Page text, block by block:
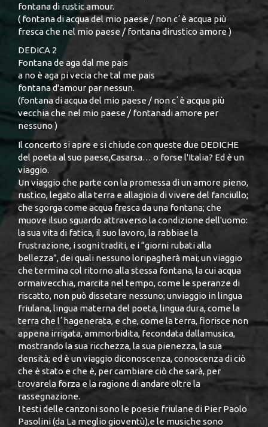
fontana di rustic amour.
( fontana di acqua del mio paese / non cʼè acqua più
fresca che nel mio paese / fontana dirustico amore )
DEDICA 2
Fontana de aga dal me pais
a no è aga pi vecia che tal me pais
fontana d'amour par nessun.
(fontana di acqua del mio paese / non cʼè acqua più
vecchia che nel mio paese / fontanadi amore per
nessuno )
Il concerto si apre e si chiude con queste due DEDICHE
del poeta al suo paese,Casarsa… o forse l'Italia? Ed è un
viaggio.
Un viaggio che parte con la promessa di un amore pieno,
rustico, legato alla terra e allagioia di vivere del fanciullo;
che sgorga come acqua fresca da una fontana; che
muove ilsuo sguardo attraverso la condizione dell'uomo:
la sua vita di fatica, il suo lavoro, la rabbiae la
frustrazione, i sogni traditi, e i “giorni rubati alla
bellezza”, dei quali nessuno loripagherà mai; un viaggio
che termina col ritorno alla stessa fontana, la cui acqua
ormaivecchia, marcita nel tempo, come le speranze di
riscatto, non può dissetare nessuno; unviaggio in lingua
friulana, lingua materna del poeta, lingua dura, come la
terra che lʼhagenerata, e che, come la terra, fiorisce non
appena irrigata, ammorbidita, fecondata dallamusica,
mostrando la sua ricchezza, la sua pienezza, la sua
densità; ed è un viaggio diconoscenza, conoscenza di ciò
che è stato e che è, per cambiare ciò che sarà, per
trovarela forza e la ragione di andare oltre la
rassegnazione.
I testi delle canzoni sono le poesie friulane di Pier Paolo
Pasolini (da La meglio gioventù),e le musiche sono